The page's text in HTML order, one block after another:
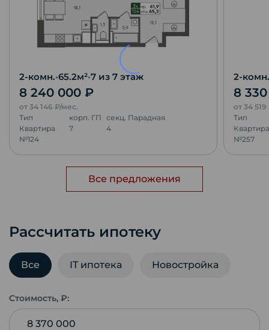
2-комн.•65.2м²•7 из 7 этаж
8 240 000 ₽
от 34 146 ₽/мес.
Тип
Квартира
корп. ГП
7
секц. Парадная
4
№124
2-комн.
8
от 34 519
Тип
Квартира
№257
Все предложения
Рассчитать ипотеку
Все IT ипотека Новостройка
Стоимость, ₽: